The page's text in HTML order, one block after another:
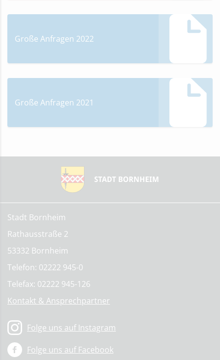
Große Anfragen 2022
Große Anfragen 2021
Stadt Bornheim
Rathausstraße 2
53332 Bornheim
Telefon: 02222 945-0
Telefax: 02222 945-126
Kontakt & Ansprechpartner
Folge uns auf Instagram
Folge uns auf Facebook